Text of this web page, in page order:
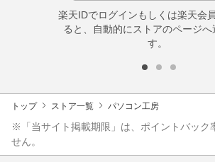
楽天IDでログインもしくは楽天会
ると、自動的にストアのページへ
す。
トップ ストア一覧 パソコン工房
※「当サイト掲載期限」は、ポイントバック
せん。